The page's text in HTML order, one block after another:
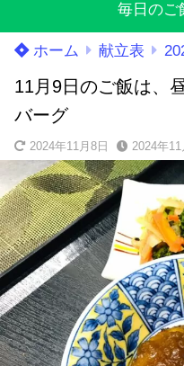
毎日のご
ホーム 献立表
11月9日のご飯は、
バーグ
2024年11月8日 2024年11